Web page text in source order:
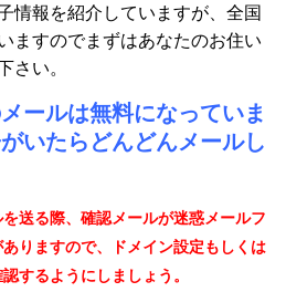
情報を紹介していますが、全国
ますのでまずはあなたのお住い
さい。
ールは無料になっていま
いたらどんどんメールし
送る際、確認メールが迷惑メールフ
りますので、ドメイン設定もしくは
するようにしましょう。